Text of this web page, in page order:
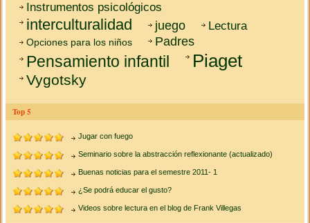
Instrumentos psicológicos
interculturalidad juego Lectura
Opciones para los niños Padres
Pensamiento infantil Piaget
Vygotsky
Top 5
Jugar con fuego
Seminario sobre la abstracción reflexionante (actualizado)
Buenas noticias para el semestre 2011- 1
¿Se podrá educar el gusto?
Videos sobre lectura en el blog de Frank Villegas